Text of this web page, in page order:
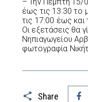
έως τις 13:30 το
τις 17:00 έως και
Οι εξετάσεις θα
Νηπιαγωγείου
φωτογραφία
Share